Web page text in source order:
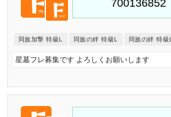
同族加撃 特級L 同族の絆 特級L 同族の絆 特級L
星墓フレ募集です よろしくお願いします